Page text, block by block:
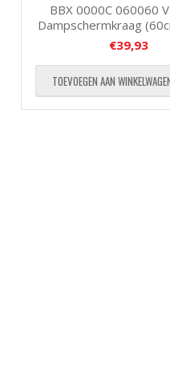
BBX 0000C 060060
Dampschermkraag
€39,93
TOEVOEGEN AAN